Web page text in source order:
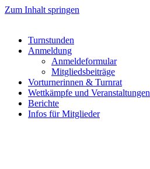
Zum Inhalt springen
Turnstunden
Anmeldung
Anmeldeformular
Mitgliedsbeiträge
Vorturnerinnen & Turnrat
Wettkämpfe und Veranstaltungen
Berichte
Infos für Mitglieder